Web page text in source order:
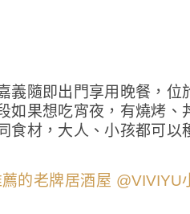
義隨即出門享用晚餐，位
如果想吃宵夜，有燒烤、
食材，大人、小孩都可以